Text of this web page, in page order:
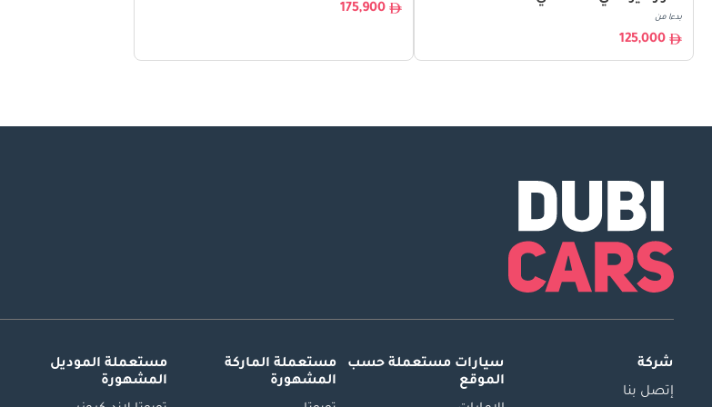
بدءا من
125,000
175,900
شركة
إتصل بنا
سيارات مستعملة حسب
الموقع
مستعملة الماركة
المشهورة
مستعملة الموديل
المشهورة